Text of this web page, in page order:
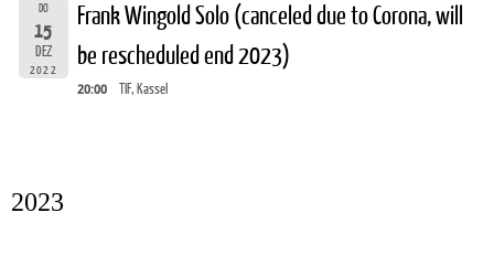
DO
15
DEZ
2022
Frank Wingold Solo (canceled due to Corona, will
be rescheduled end 2023)
20:00 TIF, Kassel
2023